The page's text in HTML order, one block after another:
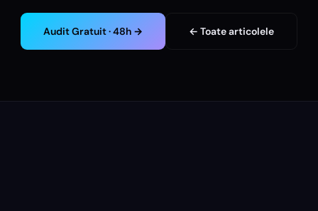
Audit Gratuit · 48h → ← Toate articolele